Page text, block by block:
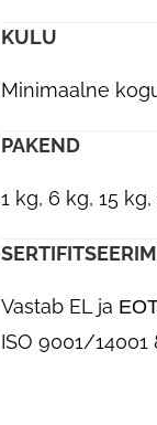
KULU
Minimaalne
PAKEND
1 kg, 6 kg, 15
Vastab EL ja
ISO 9001/14001